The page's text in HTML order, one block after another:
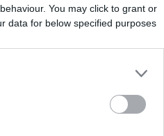
You may click to grant or
data for below specified purposes